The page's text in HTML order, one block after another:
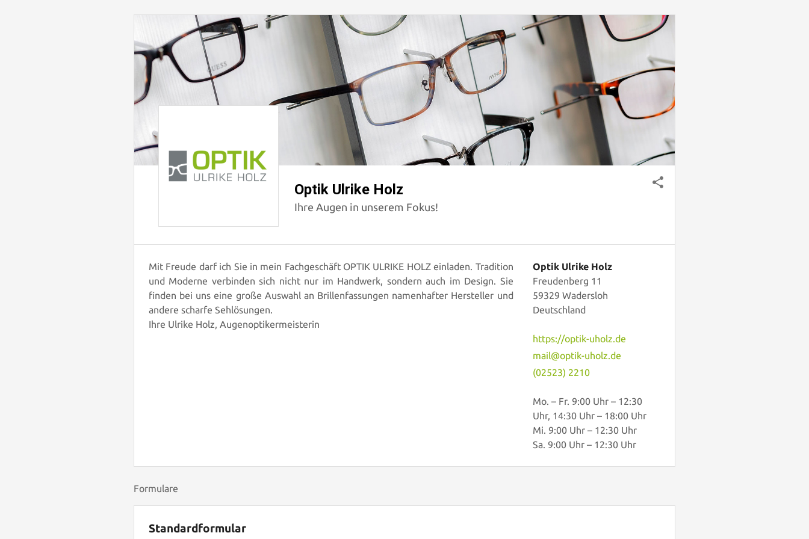
Optik Ulrike Holz
Ihre Augen in unserem Fokus!
Mit Freude darf ich Sie in mein Fachgeschäft OPTIK ULRIKE HOLZ einladen. Tradition
und Moderne verbinden sich nicht nur im Handwerk, sondern auch im Design. Sie
finden bei uns eine große Auswahl an Brillenfassungen namenhafter Hersteller und
andere scharfe Sehlösungen.
Ihre Ulrike Holz, Augenoptikermeisterin
Optik Ulrike Holz
Freudenberg 11
59329 Wadersloh
Deutschland
https://optik-uholz.de
mail@optik-uholz.de
(02523) 2210
Mo. – Fr. 9:00 Uhr – 12:30
Uhr, 14:30 Uhr – 18:00 Uhr
Mi. 9:00 Uhr – 12:30 Uhr
Sa. 9:00 Uhr – 12:30 Uhr
Formulare
Standardformular